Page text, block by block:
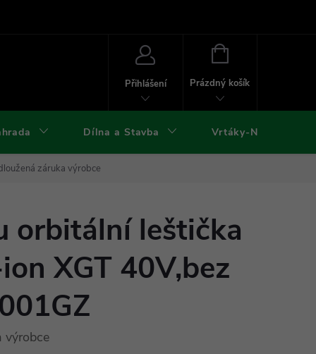
Přihlášení
NÁKUPNÍ
Prázdný košík
Dílna a Stavba Vrtáky-Nástroje
záruka výrobce
orbitální leštička
XGT 40V,bez
výrobce